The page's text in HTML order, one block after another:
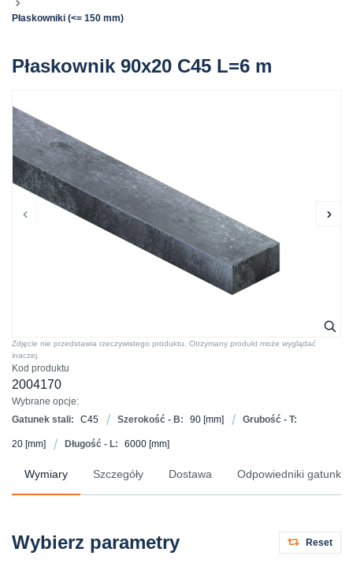
Płaskowniki (<= 150 mm)
Płaskownik 90x20 C45 L=6 m
Kod produktu
2004170
Wybrane opcje:
Gatunek stali:
C45 Szerokość - B: 90 [mm] Grubość - T:
20 [mm] Długość - L: 6000 [mm]
Zdjęcie nie przedstawia rzeczywistego produktu. Otrzymany produkt może wyglądać
inaczej.
Wymiary Szczegóły Dostawa Odpowiedniki
Wybierz parametry Reset